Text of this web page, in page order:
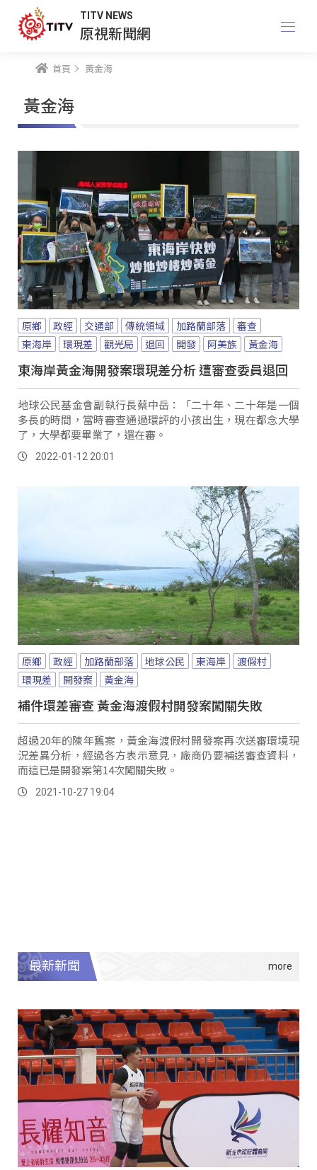
TITV NEWS
原視新聞網
首頁 黃金海
黃金海
原鄉 政經 交通部 傳統領域 加路蘭部落
審查
東海岸
環現差 觀光局 退回 開發 阿美族 黃金海
東海岸黃金海開發案環現差分析 遭審查委員退回
地球公民基金會副執行長蔡中岳：「二十年、二十年是一個
多長的時間，當時審查通過環評的小孩出生，現在都念大學
了，大學都要畢業了，還在審。
2022-01-12 20:01
原鄉 政經 加路蘭部落 地球公民 東海岸
渡假村
環現差
開發案 黃金海
補件環差審查 黃金海渡假村開發案闖關失敗
超過20年的陳年舊案，黃金海渡假村開發案再次送審環境現
況差異分析，經過各方表示意見，廠商仍要補送審查資料，
而這已是開發案第14次闖關失敗。
2021-10-27 19:04
最新新聞